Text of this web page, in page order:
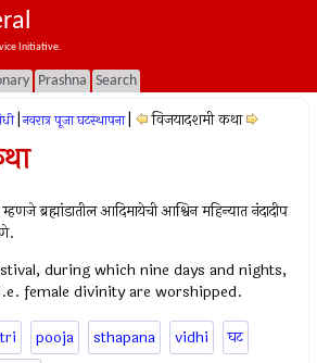
Initiative.
Prashna Search
नवरात्र पूजा घटस्थापना विजयादशमी कथा
ब्रह्मांडातील आदिमायेची आश्विन महिन्यात नंदादीप
during which nine days and nights,
female divinity are worshipped.
pooja sthapana vidhi
घट